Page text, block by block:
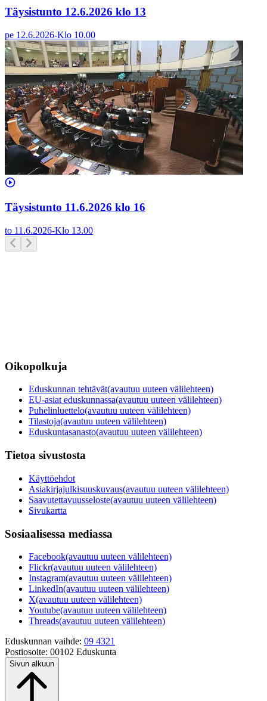
Täysistunto 12.6.2026 klo 13
pe 12.6.2026-Klo 10.00
Täysistunto 11.6.2026 klo 16
to 11.6.2026-Klo 13.00
Oikopolkuja
Eduskunnan tehtävät(avautuu uuteen välilehteen)
EU-asiat eduskunnassa(avautuu uuteen välilehteen)
Puhelinluettelo(avautuu uuteen välilehteen)
Tilastoja(avautuu uuteen välilehteen)
Eduskuntasanasto(avautuu uuteen välilehteen)
Tietoa sivustosta
Käyttöehdot
Asiakirjajulkisuuskuvaus(avautuu uuteen välilehteen)
Saavutettavuusseloste(avautuu uuteen välilehteen)
Sivukartta
Sosiaalisessa mediassa
Facebook(avautuu uuteen välilehteen)
Flickr(avautuu uuteen välilehteen)
Instagram(avautuu uuteen välilehteen)
LinkedIn(avautuu uuteen välilehteen)
X(avautuu uuteen välilehteen)
Youtube(avautuu uuteen välilehteen)
Threads(avautuu uuteen välilehteen)
Eduskunnan vaihde: 09 4321
Postiosoite: 00102 Eduskunta
Sivun alkuun